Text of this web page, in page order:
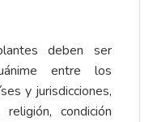
deben ser
entre los
y jurisdicciones,
condición